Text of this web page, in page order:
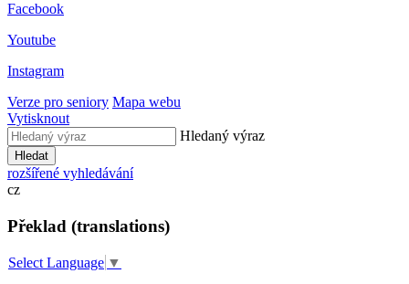
Facebook
Youtube
Instagram
Verze pro seniory Mapa webu
Vytisknout
Hledaný výraz
Hledat
rozšířené vyhledávání
cz
Překlad (translations)
Select Language ▼